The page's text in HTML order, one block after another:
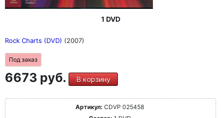
1 DVD
Rock Charts (DVD) (2007)
Под заказ
6673 руб. В корзину
Артикул: CDVP 025458